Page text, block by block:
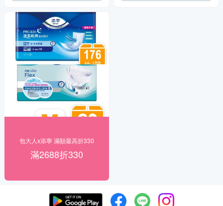
包大人x添寧 滿額最高折330
滿2688折330